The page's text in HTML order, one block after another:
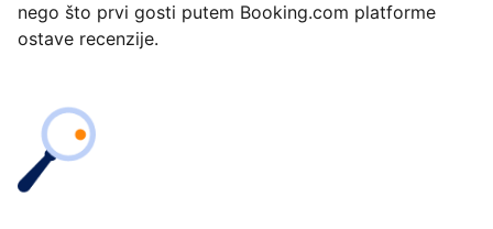
nego što prvi gosti putem Booking.com platforme
ostave recenzije.